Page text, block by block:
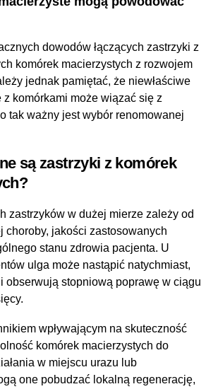
dowodów łączących zastrzyki z
komórek macierzystych z rozwojem
jednak pamiętać, że niewłaściwe
komórkami może wiązać się z
tak ważny jest wybór renomowanej
są zastrzyki z komórek
zastrzyków w dużej mierze zależy od
choroby, jakości zastosowanych
stanu zdrowia pacjenta. U
ulga może nastąpić natychmiast,
obserwują stopniową poprawę w ciągu
wpływającym na skuteczność
komórek macierzystych do
w miejscu urazu lub
one pobudzać lokalną regenerację,